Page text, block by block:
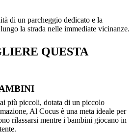
di un parcheggio dedicato e la
la strada nelle immediate vicinanze.
QUESTA
più piccoli, dotata di un piccolo
Al Cocus è una meta ideale per
rilassarsi mentre i bambini giocano in